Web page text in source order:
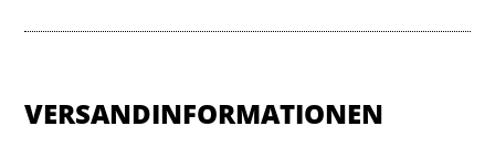
VERSANDINFORMATIONEN